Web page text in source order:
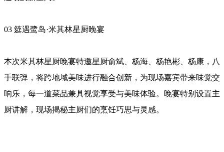
03 筵遇鹭岛·米其林星厨晚宴
本次米其林星厨晚宴特邀星厨俞斌、杨海、杨艳彬、杨康，八
手联弹，将跨地域美味进行融合创新，为现场嘉宾带来味觉交
响乐，每一道菜品兼具视觉享受与美味体验。晚宴特别设置主
厨讲解，现场揭秘主厨们的烹饪巧思与灵感。